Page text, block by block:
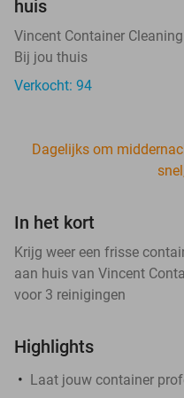
huis
Vincent Container
Bij jou thuis
Verkocht: 94
Dagelijks om
In het kort
Krijg weer een frisse
aan huis van Vincent
voor 3 reinigingen
Highlights
Laat jouw container